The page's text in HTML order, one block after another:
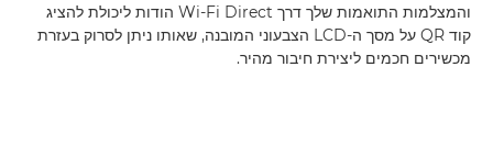
והמצלמות התואמות שלך דרך Wi-Fi Direct הודות ליכולת להציג
קוד QR על מסך ה-LCD הצבעוני המובנה, שאותו ניתן לסרוק בעזרת
מכשירים חכמים ליצירת חיבור מהיר.